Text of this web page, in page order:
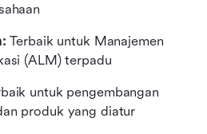
Terbaik untuk Manajemen
(ALM) terpadu
untuk pengembangan
produk yang diatur